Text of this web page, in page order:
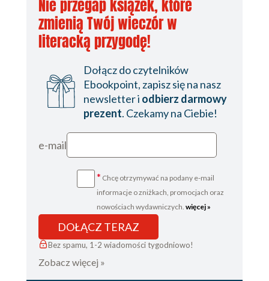
Nie przegap książek, które
zmienią Twój wieczór w
literacką przygodę!
Dołącz do czytelników
Ebookpoint, zapisz się na nasz
newsletter i odbierz darmowy
prezent. Czekamy na Ciebie!
e-mail
* Chcę otrzymywać na podany e-mail
informacje o zniżkach, promocjach oraz
nowościach wydawniczych. więcej »
DOŁĄCZ TERAZ
Bez spamu, 1-2 wiadomości tygodniowo!
Zobacz więcej »